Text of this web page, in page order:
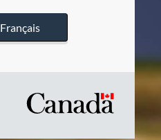
Français
/
Symbole